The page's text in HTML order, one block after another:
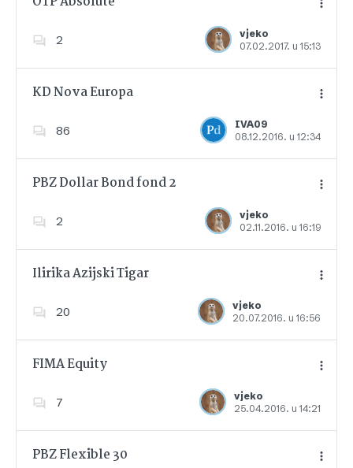
2
vjeko
07.02.2017. u 15:13
Dodajte u favorite
KD Nova Europa
86
IVA09
08.12.2016. u 12:34
Dodajte u favorite
PBZ Dollar Bond fond 2
2
vjeko
02.11.2016. u 16:19
Dodajte u favorite
Ilirika Azijski Tigar
20
vjeko
20.07.2016. u 16:56
Dodajte u favorite
FIMA Equity
7
vjeko
25.04.2016. u 14:21
Dodajte u favorite
PBZ Flexible 30